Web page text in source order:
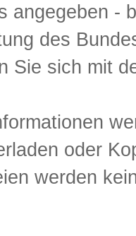
angegeben -
des
Sie sich mit
oder
werden